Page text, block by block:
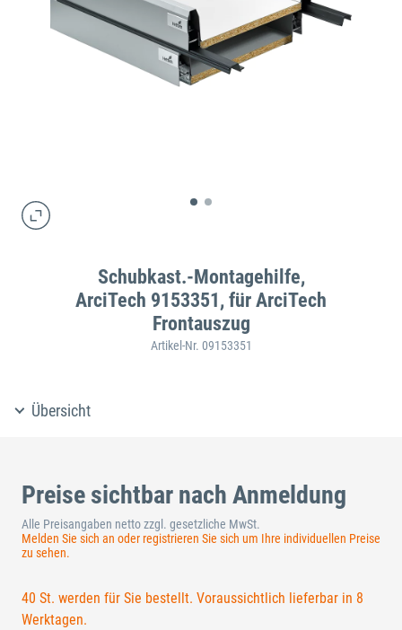
Schubkast.-Montagehilfe,
ArciTech 9153351, für ArciTech
Frontauszug
Artikel-Nr. 09153351
Übersicht
Preise sichtbar nach Anmeldung
Alle Preisangaben netto zzgl. gesetzliche MwSt.
Melden Sie sich an oder registrieren Sie sich um Ihre individuellen Preise
zu sehen.
40 St. werden für Sie bestellt. Voraussichtlich lieferbar in 8
Werktagen.